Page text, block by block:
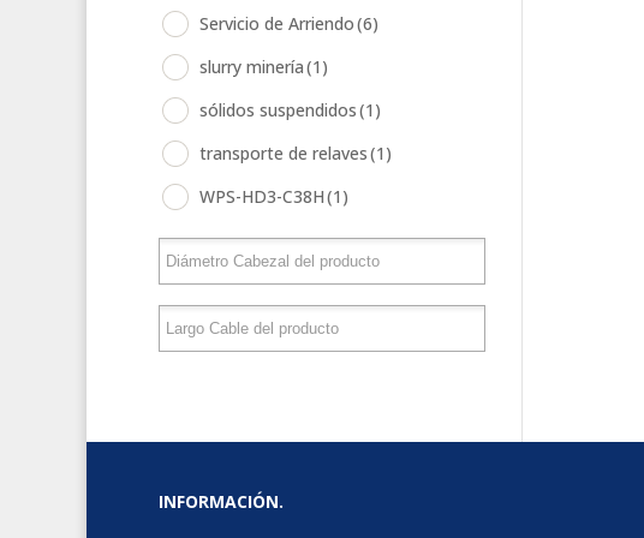
Servicio de Arriendo(6)
slurry minería(1)
sólidos suspendidos(1)
transporte de relaves(1)
WPS-HD3-C38H(1)
INFORMACIÓN.